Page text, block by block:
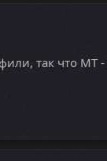
так что МТ